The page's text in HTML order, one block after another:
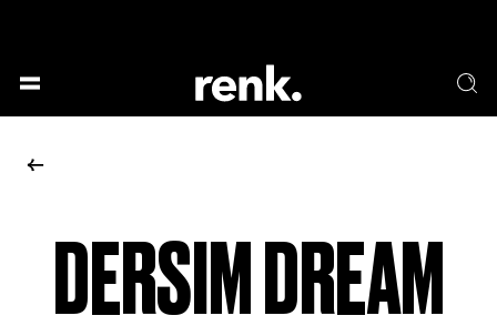
KEINE AUSWAHL
DERSIM DREAM